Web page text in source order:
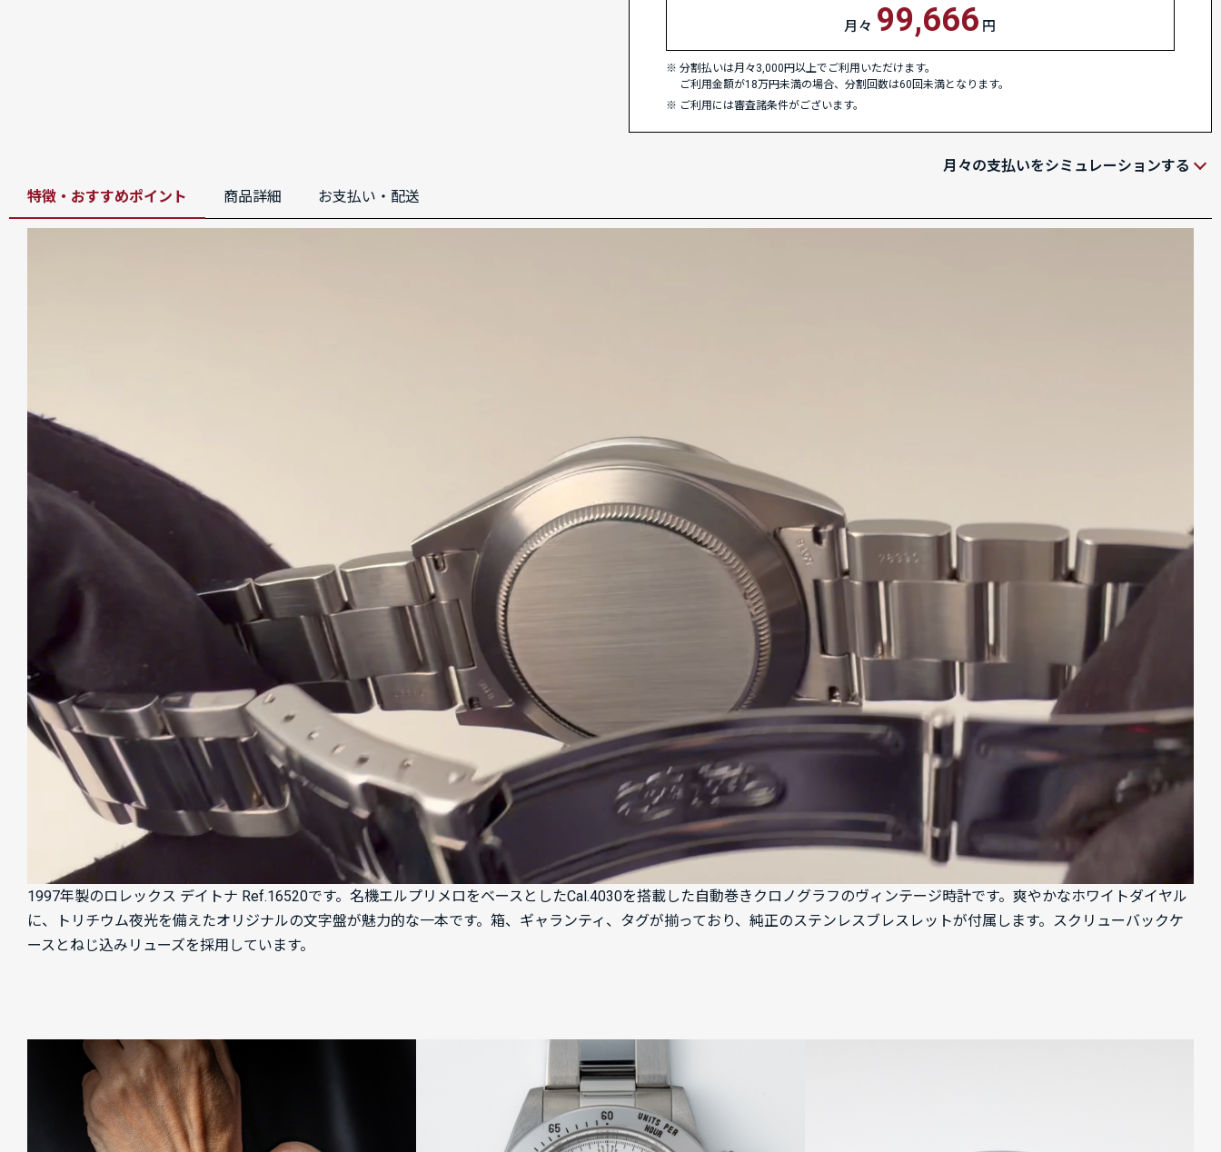
月々 99,666 円
分割払いは月々3,000円以上でご利用いただけます。
ご利用金額が18万円未満の場合、分割回数は60回未満となります。
ご利用には審査諸条件がございます。
月々の支払いをシミュレーションする
特徴・おすすめポイント
商品詳細 お支払い・配送
1997年製のロレックス デイトナ Ref.16520です。名機エルプリメロをベースとしたCal.4030を搭載した自動巻きクロノグラフのヴィンテージ時計です。爽やかなホワイトダイヤル
に、トリチウム夜光を備えたオリジナルの文字盤が魅力的な一本です。箱、ギャランティ、タグが揃っており、純正のステンレスブレスレットが付属します。スクリューバックケ
ースとねじ込みリューズを採用しています。